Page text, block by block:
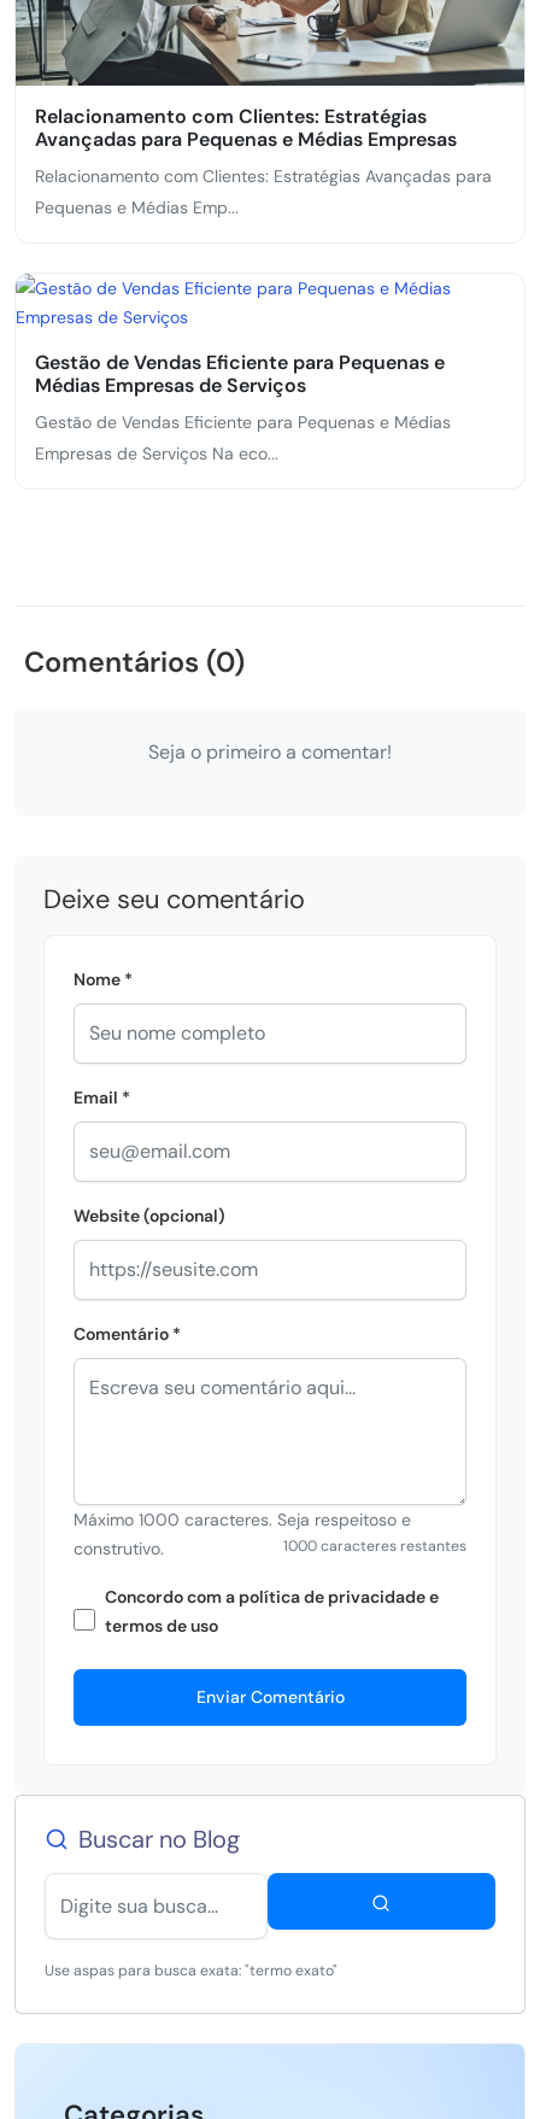
Relacionamento com Clientes: Estratégias
Avançadas para Pequenas e Médias Empresas
Relacionamento com Clientes: Estratégias Avançadas para
Pequenas e Médias Emp...
Gestão de Vendas Eficiente para Pequenas e
Médias Empresas de Serviços
Gestão de Vendas Eficiente para Pequenas e Médias
Empresas de Serviços Na eco...
Comentários (0)
Seja o primeiro a comentar!
Deixe seu comentário
Nome *
Email *
Website (opcional)
Comentário *
Máximo 1000 caracteres. Seja respeitoso e
construtivo.
1000 caracteres restantes
Concordo com a política de privacidade e
termos de uso
Enviar Comentário
Buscar no Blog
Use aspas para busca exata: "termo exato"